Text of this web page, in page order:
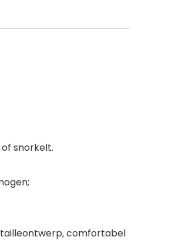
snorkelt.
tailleontwerp, comfortabel